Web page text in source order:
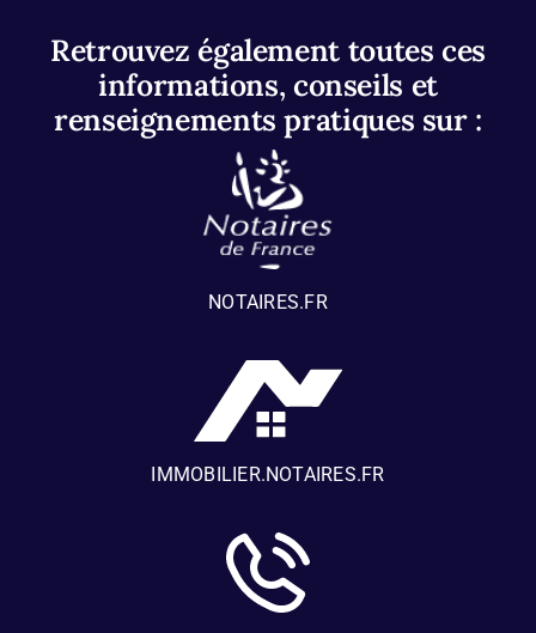
Retrouvez également toutes ces
informations, conseils et
renseignements pratiques sur :
NOTAIRES.FR
IMMOBILIER.NOTAIRES.FR